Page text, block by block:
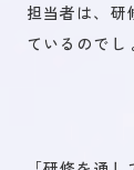
担当者は、研
ているのでし